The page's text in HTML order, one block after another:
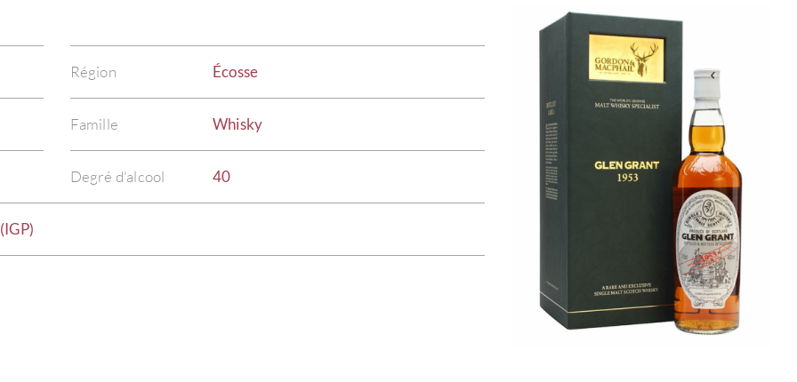
Région Écosse
Famille Whisky
Degré d'alcool 40